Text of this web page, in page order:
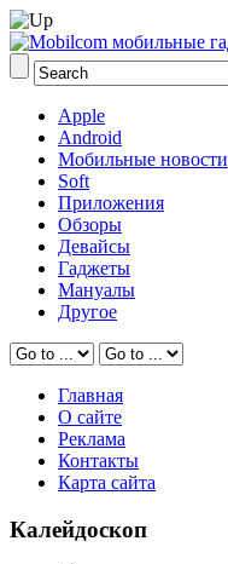
Apple
Android
Мобильные новости
Soft
Приложения
Обзоры
Девайсы
Гаджеты
Мануалы
Другое
Главная
О сайте
Реклама
Контакты
Карта сайта
Калейдоскоп